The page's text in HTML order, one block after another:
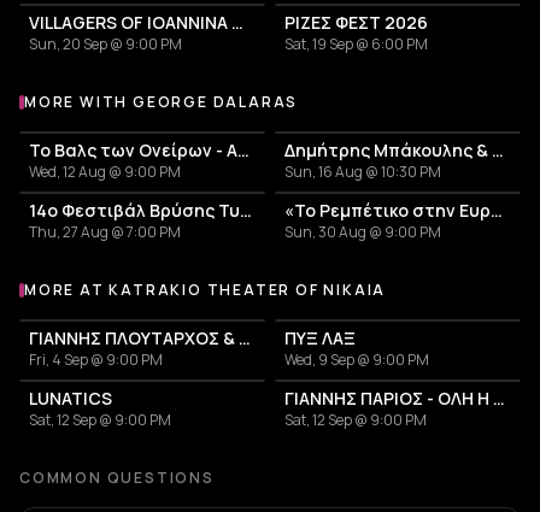
VILLAGERS OF IOANNINA CITY - VENCEREMOS 2026
Sun, 20 Sep @ 9:00 PM
ΡΙΖΕΣ ΦΕΣΤ 2026
Sat, 19 Sep @ 6:00 PM
More events with George Dalaras
MORE WITH GEORGE DALARAS
Το Βαλς των Ονείρων - Αφιέρωμα στον Άλκη Αλκαίο
Wed, 12 Aug @ 9:00 PM
Δημήτρης Μπάκουλης & Μαριάνα Κατσιμίχα
Sun, 16 Aug @ 10:30 PM
14ο Φεστιβάλ Βρύσης Τυρνάβου 2026
Thu, 27 Aug @ 7:00 PM
«Το Ρεμπέτικο στην Ευρώπη»: Μεγάλη συναυλία του Γιώργου Νταλάρα
Sun, 30 Aug @ 9:00 PM
More events at Katrakio Theater of Nikaia
MORE AT KATRAKIO THEATER OF NIKAIA
ΓΙΑΝΝΗΣ ΠΛΟΥΤΑΡΧΟΣ & ΚΑΤΕΡΙΝΑ
Fri, 4 Sep @ 9:00 PM
ΠΥΞ ΛΑΞ
Wed, 9 Sep @ 9:00 PM
LUNATICS
Sat, 12 Sep @ 9:00 PM
ΓΙΑΝΝΗΣ ΠΑΡΙΟΣ - ΟΛΗ Η ΖΩΗ ΜΟΥ
Sat, 12 Sep @ 9:00 PM
COMMON QUESTIONS